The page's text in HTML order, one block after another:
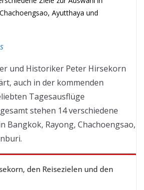
Ayutthaya und
und Historiker Peter Hirsekorn
auch in der kommenden
Tagesausflüge
stehen 14 verschiedene
Bangkok, Rayong, Chachoengsao,
den Reisezielen und den